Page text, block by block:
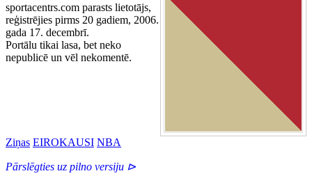
sportacentrs.com parasts lietotājs,
reģistrējies pirms 20 gadiem, 2006.
gada 17. decembrī.
Portālu tikai lasa, bet neko
nepublicē un vēl nekomentē.
Ziņas EIROKAUSI NBA
Pārslēgties uz pilno versiju ⊳